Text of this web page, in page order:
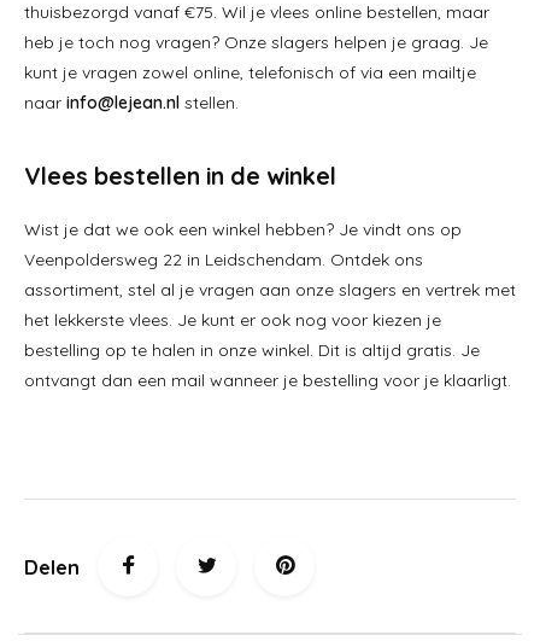
thuisbezorgd vanaf €75. Wil je vlees online bestellen, maar
heb je toch nog vragen? Onze slagers helpen je graag. Je
kunt je vragen zowel online, telefonisch of via een mailtje
naar info@lejean.nl stellen.
Vlees bestellen in de winkel
Wist je dat we ook een winkel hebben? Je vindt ons op
Veenpoldersweg 22 in Leidschendam. Ontdek ons
assortiment, stel al je vragen aan onze slagers en vertrek met
het lekkerste vlees. Je kunt er ook nog voor kiezen je
bestelling op te halen in onze winkel. Dit is altijd gratis. Je
ontvangt dan een mail wanneer je bestelling voor je klaarligt.
Delen